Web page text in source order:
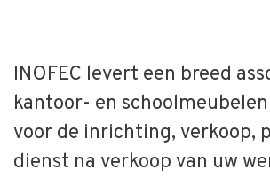
INOFEC levert een breed
kantoor- en
voor de inrichting, verkoop,
dienst na verkoop van uw